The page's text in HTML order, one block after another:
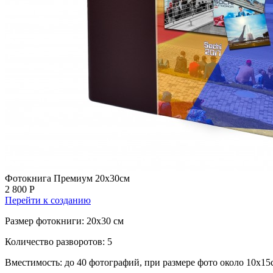
Фотокнига Премиум 20х30см
2 800 Р
Перейти к созданию
Размер фотокниги: 20x30 см
Количество разворотов: 5
Вместимость: до 40 фотографий, при размере фото около